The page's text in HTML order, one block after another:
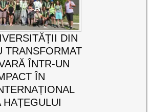
DIN
TRANSFORMAT
ÎNTR-UN
ÎN
HAȚEGULUI